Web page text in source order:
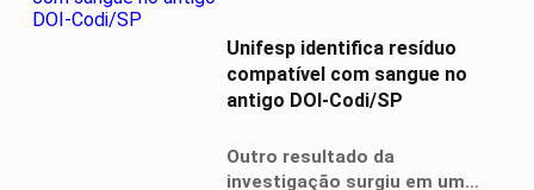
Unifesp identifica resíduo
compatível com sangue no
antigo DOI-Codi/SP
Outro resultado da
investigação surgiu em um